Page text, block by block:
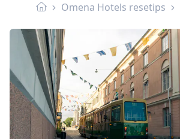
Omena Hotels resetips